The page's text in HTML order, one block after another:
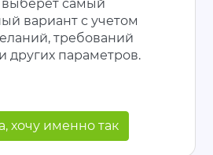
самый
вариант с учетом
требований
других параметров.
хочу именно так